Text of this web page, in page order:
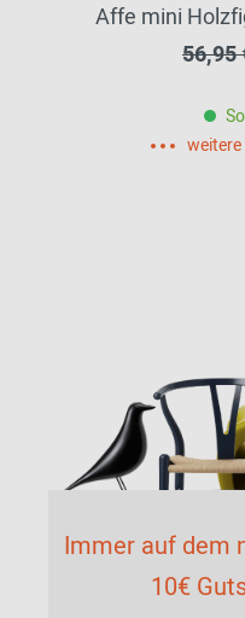
Affe mini
Immer auf dem
10€